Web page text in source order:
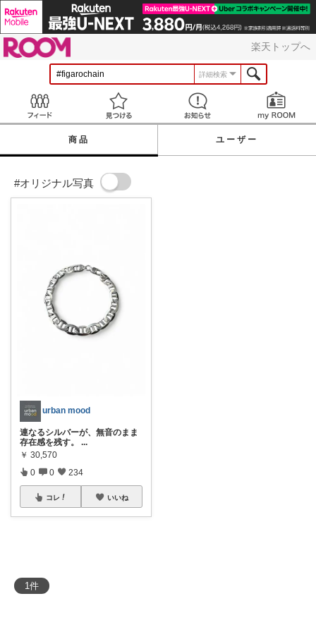
楽天トップへ
詳細検索
見つける お知らせ
商品 ユーザー
#オリジナル写真
1件
urban mood
連なるシルバーが、無音のまま
存在感を残す。
...
￥ 30,570
0 0 234
コレ いいね